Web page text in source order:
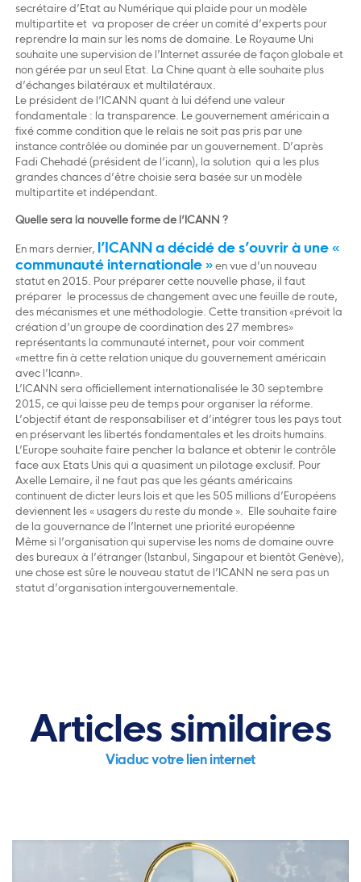
secrétaire d’Etat au Numérique qui plaide pour un modèle
multipartite et va proposer de créer un comité d’experts pour
reprendre la main sur les noms de domaine. Le Royaume Uni
souhaite une supervision de l’Internet assurée de façon globale et
non gérée par un seul Etat. La Chine quant à elle souhaite plus
d’échanges bilatéraux et multilatéraux.
Le président de l’ICANN quant à lui défend une valeur
fondamentale : la transparence. Le gouvernement américain a
fixé comme condition que le relais ne soit pas pris par une
instance contrôlée ou dominée par un gouvernement. D’après
Fadi Chehadé (président de l’icann), la solution qui a les plus
grandes chances d’être choisie sera basée sur un modèle
multipartite et indépendant.
Quelle sera la nouvelle forme de l’ICANN ?
En mars dernier, l’ICANN a décidé de s’ouvrir à une «
communauté internationale »en vue d’un nouveau
statut en 2015. Pour préparer cette nouvelle phase, il faut
préparer le processus de changement avec une feuille de route,
des mécanismes et une méthodologie. Cette transition «prévoit la
création d’un groupe de coordination des 27 membres»
représentants la communauté internet, pour voir comment
«mettre fin à cette relation unique du gouvernement américain
avec l’Icann».
L’ICANN sera officiellement internationalisée le 30 septembre
2015, ce qui laisse peu de temps pour organiser la réforme.
L’objectif étant de responsabiliser et d’intégrer tous les pays tout
en préservant les libertés fondamentales et les droits humains.
L’Europe souhaite faire pencher la balance et obtenir le contrôle
face aux Etats Unis qui a quasiment un pilotage exclusif. Pour
Axelle Lemaire, il ne faut pas que les géants américains
continuent de dicter leurs lois et que les 505 millions d’Européens
deviennent les « usagers du reste du monde ». Elle souhaite faire
de la gouvernance de l’Internet une priorité européenne
Même si l’organisation qui supervise les noms de domaine ouvre
des bureaux à l’étranger (Istanbul, Singapour et bientôt Genève),
une chose est sûre le nouveau statut de l’ICANN ne sera pas un
statut d’organisation intergouvernementale.
Articles similaires
Viaduc votre lien internet